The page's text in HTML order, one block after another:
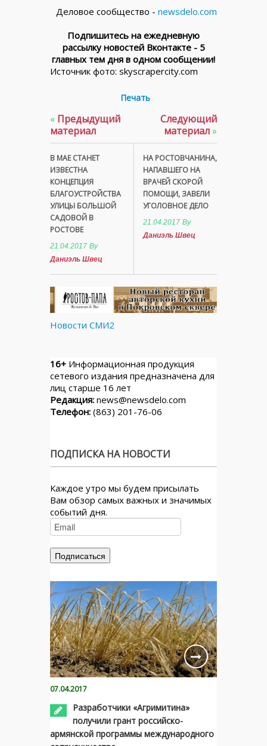
Деловое сообщество - newsdelo.com
Подпишитесь на ежедневную
рассылку новостей Вконтакте - 5
главных тем дня в одном сообщении!
Источник фото: skyscrapercity.com
Печать
« Предыдущий
материал
В МАЕ СТАНЕТ
ИЗВЕСТНА
КОНЦЕПЦИЯ
БЛАГОУСТРОЙСТВА
УЛИЦЫ БОЛЬШОЙ
САДОВОЙ В
РОСТОВЕ
21.04.2017 By
Даниэль Швец
Следующий
материал»
НА РОСТОВЧАНИНА,
НАПАВШЕГО НА
ВРАЧЕЙ СКОРОЙ
ПОМОЩИ, ЗАВЕЛИ
УГОЛОВНОЕ ДЕЛО
21.04.2017 By
Даниэль Швец
Новости СМИ2
16+ Информационная продукция
сетевого издания предназначена для
лиц старше 16 лет
Редакция: news@newsdelo.com
Телефон: (863) 201-76-06
ПОДПИСКА НА НОВОСТИ
Каждое утро мы будем присылать
Вам обзор самых важных и значимых
событий дня.
07.04.2017
Разработчики «Агримитина»
получили грант российско-
армянской программы международного